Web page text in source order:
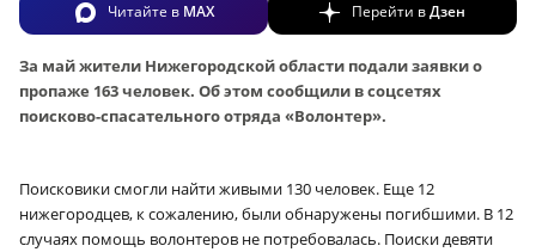
Читайте в MAX Перейти вДзен
За май жители Нижегородской области подали заявки о
пропаже 163 человек. Об этом сообщили в соцсетях
поисково-спасательного отряда «Волонтер».
Поисковики смогли найти живыми 130 человек. Еще 12
нижегородцев, к сожалению, были обнаружены погибшими. В 12
случаях помощь волонтеров не потребовалась. Поиски девяти